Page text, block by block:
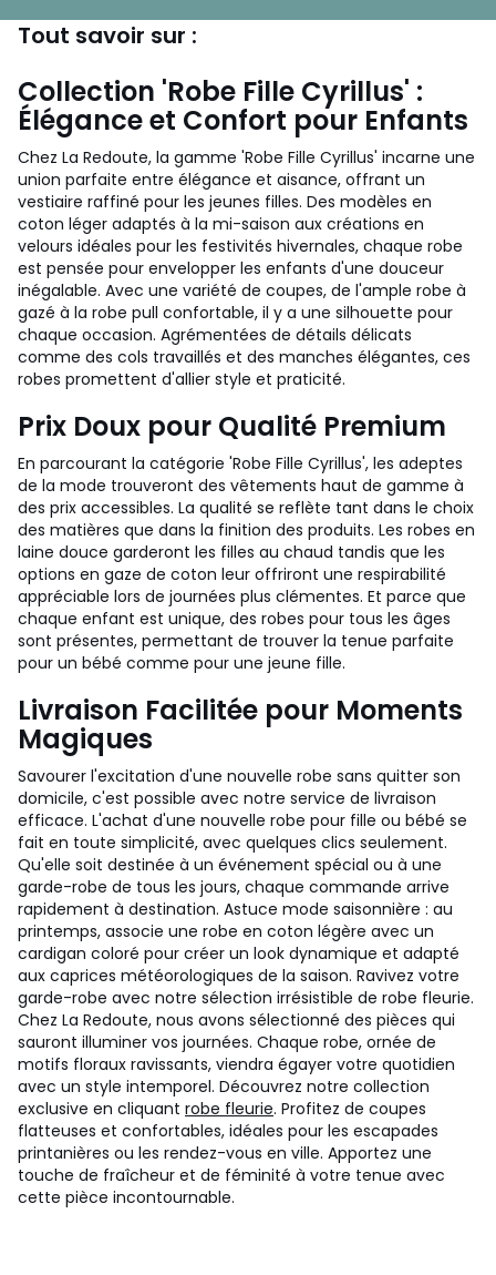
Tout savoir sur :
Collection 'Robe Fille Cyrillus' :
Élégance et Confort pour Enfants
Chez La Redoute, la gamme 'Robe Fille Cyrillus' incarne une
union parfaite entre élégance et aisance, offrant un
vestiaire raffiné pour les jeunes filles. Des modèles en
coton léger adaptés à la mi-saison aux créations en
velours idéales pour les festivités hivernales, chaque robe
est pensée pour envelopper les enfants d'une douceur
inégalable. Avec une variété de coupes, de l'ample robe à
gazé à la robe pull confortable, il y a une silhouette pour
chaque occasion. Agrémentées de détails délicats
comme des cols travaillés et des manches élégantes, ces
robes promettent d'allier style et praticité.
Prix Doux pour Qualité Premium
En parcourant la catégorie 'Robe Fille Cyrillus', les adeptes
de la mode trouveront des vêtements haut de gamme à
des prix accessibles. La qualité se reflète tant dans le choix
des matières que dans la finition des produits. Les robes en
laine douce garderont les filles au chaud tandis que les
options en gaze de coton leur offriront une respirabilité
appréciable lors de journées plus clémentes. Et parce que
chaque enfant est unique, des robes pour tous les âges
sont présentes, permettant de trouver la tenue parfaite
pour un bébé comme pour une jeune fille.
Livraison Facilitée pour Moments
Magiques
Savourer l'excitation d'une nouvelle robe sans quitter son
domicile, c'est possible avec notre service de livraison
efficace. L'achat d'une nouvelle robe pour fille ou bébé se
fait en toute simplicité, avec quelques clics seulement.
Qu'elle soit destinée à un événement spécial ou à une
garde-robe de tous les jours, chaque commande arrive
rapidement à destination. Astuce mode saisonnière : au
printemps, associe une robe en coton légère avec un
cardigan coloré pour créer un look dynamique et adapté
aux caprices météorologiques de la saison. Ravivez votre
garde-robe avec notre sélection irrésistible de robe fleurie.
Chez La Redoute, nous avons sélectionné des pièces qui
sauront illuminer vos journées. Chaque robe, ornée de
motifs floraux ravissants, viendra égayer votre quotidien
avec un style intemporel. Découvrez notre collection
exclusive en cliquant robe fleurie. Profitez de coupes
flatteuses et confortables, idéales pour les escapades
printanières ou les rendez-vous en ville. Apportez une
touche de fraîcheur et de féminité à votre tenue avec
cette pièce incontournable.